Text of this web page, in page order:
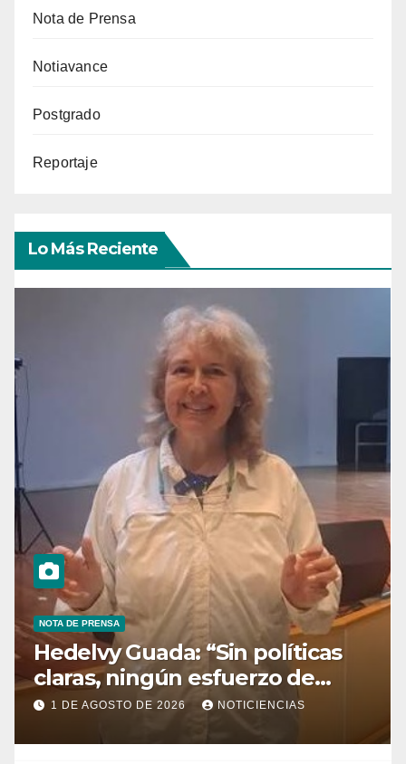
Nota de Prensa
Notiavance
Postgrado
Reportaje
Lo Más Reciente
NOTA DE PRENSA
Hedelvy Guada: “Sin políticas
claras, ningún esfuerzo de
conservación rendirá frutos”
1 DE AGOSTO DE 2026 NOTICIENCIAS